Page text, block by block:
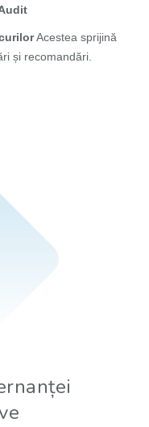
Acestea sprijină
și recomandări.